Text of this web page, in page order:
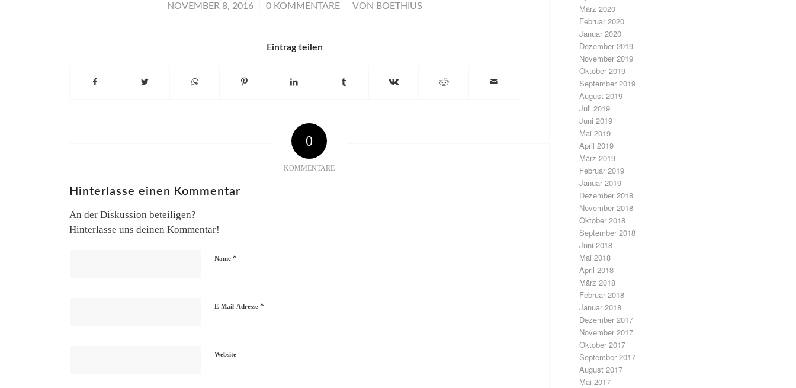
NOVEMBER 8, 2016
/ 0 KOMMENTARE
/ VON BOETHIUS
Eintrag teilen
0
KOMMENTARE
Hinterlasse einen Kommentar
An der Diskussion beteiligen?
Hinterlasse uns deinen Kommentar!
Name*
E-Mail-Adresse*
Website
März 2020
Februar 2020
Januar 2020
Dezember 2019
November 2019
Oktober 2019
September 2019
August 2019
Juli 2019
Juni 2019
Mai 2019
April 2019
März 2019
Februar 2019
Januar 2019
Dezember 2018
November 2018
Oktober 2018
September 2018
Juni 2018
Mai 2018
April 2018
März 2018
Februar 2018
Januar 2018
Dezember 2017
November 2017
Oktober 2017
September 2017
August 2017
Mai 2017